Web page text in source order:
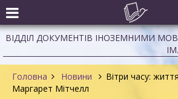
ВІДДІЛ ДОКУМЕНТІВ ІНОЗЕМНИМИ
Головна Новини
Вітри часу:
Маргарет Мітчелл